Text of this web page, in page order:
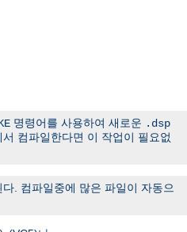
명령어를 사용하여 새로운 .dsp
컴파일한다면 이 작업이 필요없
. 컴파일중에 많은 파일이 자동으